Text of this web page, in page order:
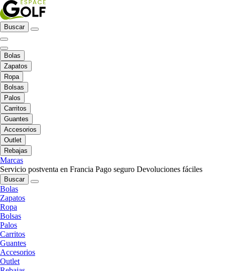
Buscar
Bolas
Zapatos
Ropa
Bolsas
Palos
Carritos
Guantes
Accesorios
Outlet
Rebajas
Marcas
Servicio postventa en Francia Pago seguro Devoluciones fáciles
Buscar
Bolas
Zapatos
Ropa
Bolsas
Palos
Carritos
Guantes
Accesorios
Outlet